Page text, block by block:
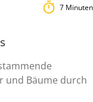
7 Minuten
und Bäume durch